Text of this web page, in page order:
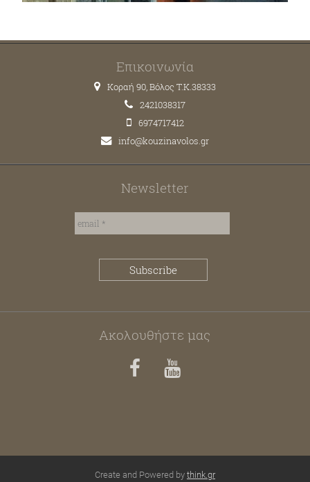
Επικοινωνία
Κοραή 90, Βόλος T.K.38333
2421038317
6974717412
info@kouzinavolos.gr
Newsletter
Ακολουθήστε μας
Create and Powered by think.gr